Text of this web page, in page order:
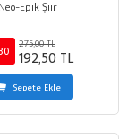
Neo-Epik Şiir
275,00 TL
192,50 TL
Sepete Ekle